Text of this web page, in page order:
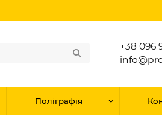
+38 096
Поліграфія